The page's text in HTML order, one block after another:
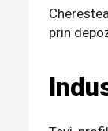
prin